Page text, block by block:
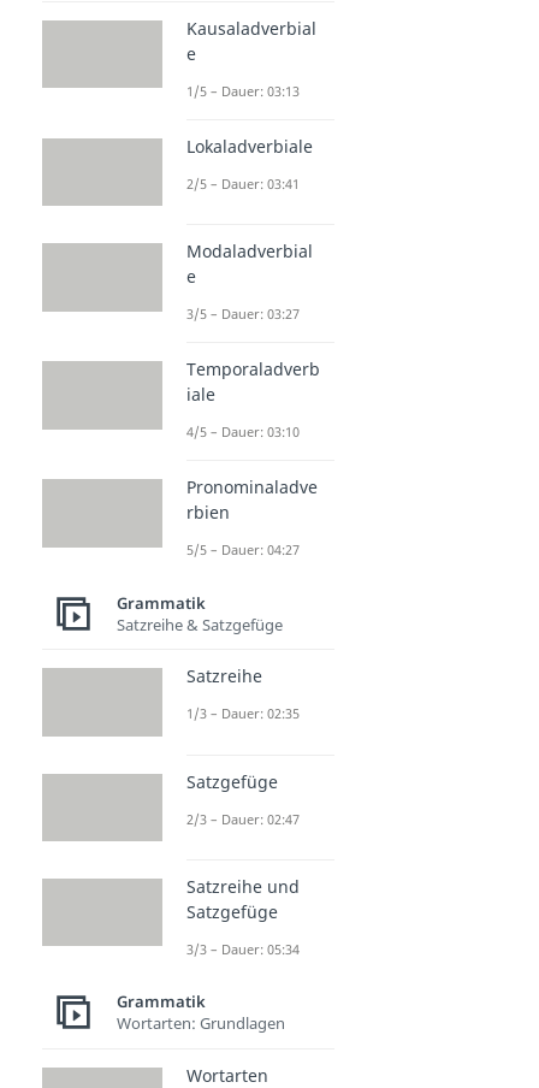
Kausaladverbial
e
1/5 – Dauer: 03:13
Lokaladverbiale
2/5 – Dauer: 03:41
Modaladverbial
e
3/5 – Dauer: 03:27
Temporaladverb
iale
4/5 – Dauer: 03:10
Pronominaladve
rbien
5/5 – Dauer: 04:27
Grammatik
Satzreihe & Satzgefüge
Satzreihe
1/3 – Dauer: 02:35
Satzgefüge
2/3 – Dauer: 02:47
Satzreihe und
Satzgefüge
3/3 – Dauer: 05:34
Grammatik
Wortarten: Grundlagen
Wortarten